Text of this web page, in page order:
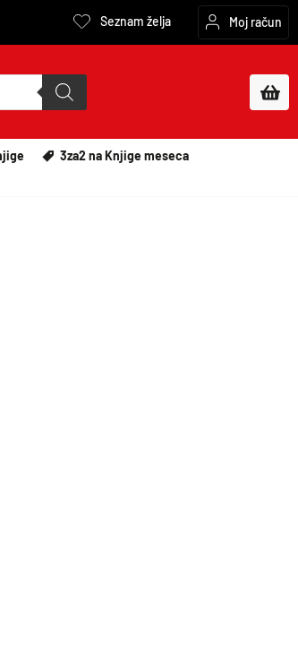
Seznam želja Moj račun
3za2 na Knjige meseca